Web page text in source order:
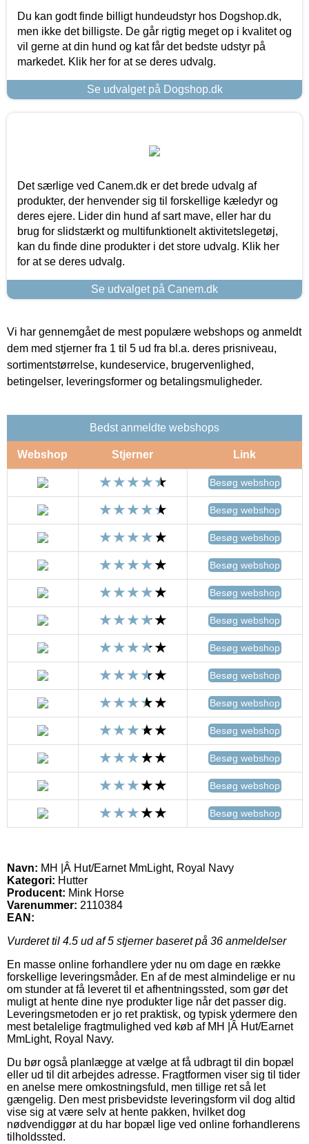
Du kan godt finde billigt hundeudstyr hos Dogshop.dk,
men ikke det billigste. De går rigtig meget op i kvalitet og
vil gerne at din hund og kat får det bedste udstyr på
markedet. Klik her for at se deres udvalg.
Se udvalget på Dogshop.dk
Det særlige ved Canem.dk er det brede udvalg af
produkter, der henvender sig til forskellige kæledyr og
deres ejere. Lider din hund af sart mave, eller har du
brug for slidstærkt og multifunktionelt aktivitetslegetøj,
kan du finde dine produkter i det store udvalg. Klik her
for at se deres udvalg.
Se udvalget på Canem.dk
Vi har gennemgået de mest populære webshops og anmeldt
dem med stjerner fra 1 til 5 ud fra bl.a. deres prisniveau,
sortimentstørrelse, kundeservice, brugervenlighed,
betingelser, leveringsformer og betalingsmuligheder.
Bedst anmeldte webshops
Webshop Stjerner Link
Besøg webshop
Besøg webshop
Besøg webshop
Besøg webshop
Besøg webshop
Besøg webshop
Besøg webshop
Besøg webshop
Besøg webshop
Besøg webshop
Besøg webshop
Besøg webshop
Besøg webshop
Navn: MH |Â Hut/Earnet MmLight, Royal Navy
Kategori: Hutter
Producent: Mink Horse
Varenummer: 2110384
EAN:
Vurderet til 4.5 ud af 5 stjerner baseret på 36 anmeldelser
En masse online forhandlere yder nu om dage en række
forskellige leveringsmåder. En af de mest almindelige er nu
om stunder at få leveret til et afhentningssted, som gør det
muligt at hente dine nye produkter lige når det passer dig.
Leveringsmetoden er jo ret praktisk, og typisk ydermere den
mest betalelige fragtmulighed ved køb af MH |Â Hut/Earnet
MmLight, Royal Navy.
Du bør også planlægge at vælge at få udbragt til din bopæl
eller ud til dit arbejdes adresse. Fragtformen viser sig til tider
en anelse mere omkostningsfuld, men tillige ret så let
gængelig. Den mest prisbevidste leveringsform vil dog altid
vise sig at være selv at hente pakken, hvilket dog
nødvendiggør at du har bopæl lige ved online forhandlerens
tilholdssted.